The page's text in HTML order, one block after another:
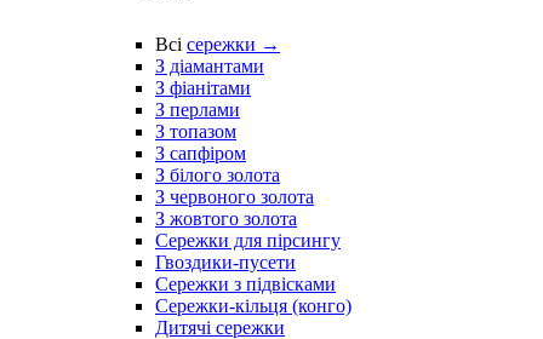
Всі сережки →
З діамантами
З фіанітами
З перлами
З топазом
З сапфіром
З білого золота
З червоного золота
З жовтого золота
Сережки для пірсингу
Гвоздики-пусети
Сережки з підвісками
Сережки-кільця (конго)
Дитячі сережки